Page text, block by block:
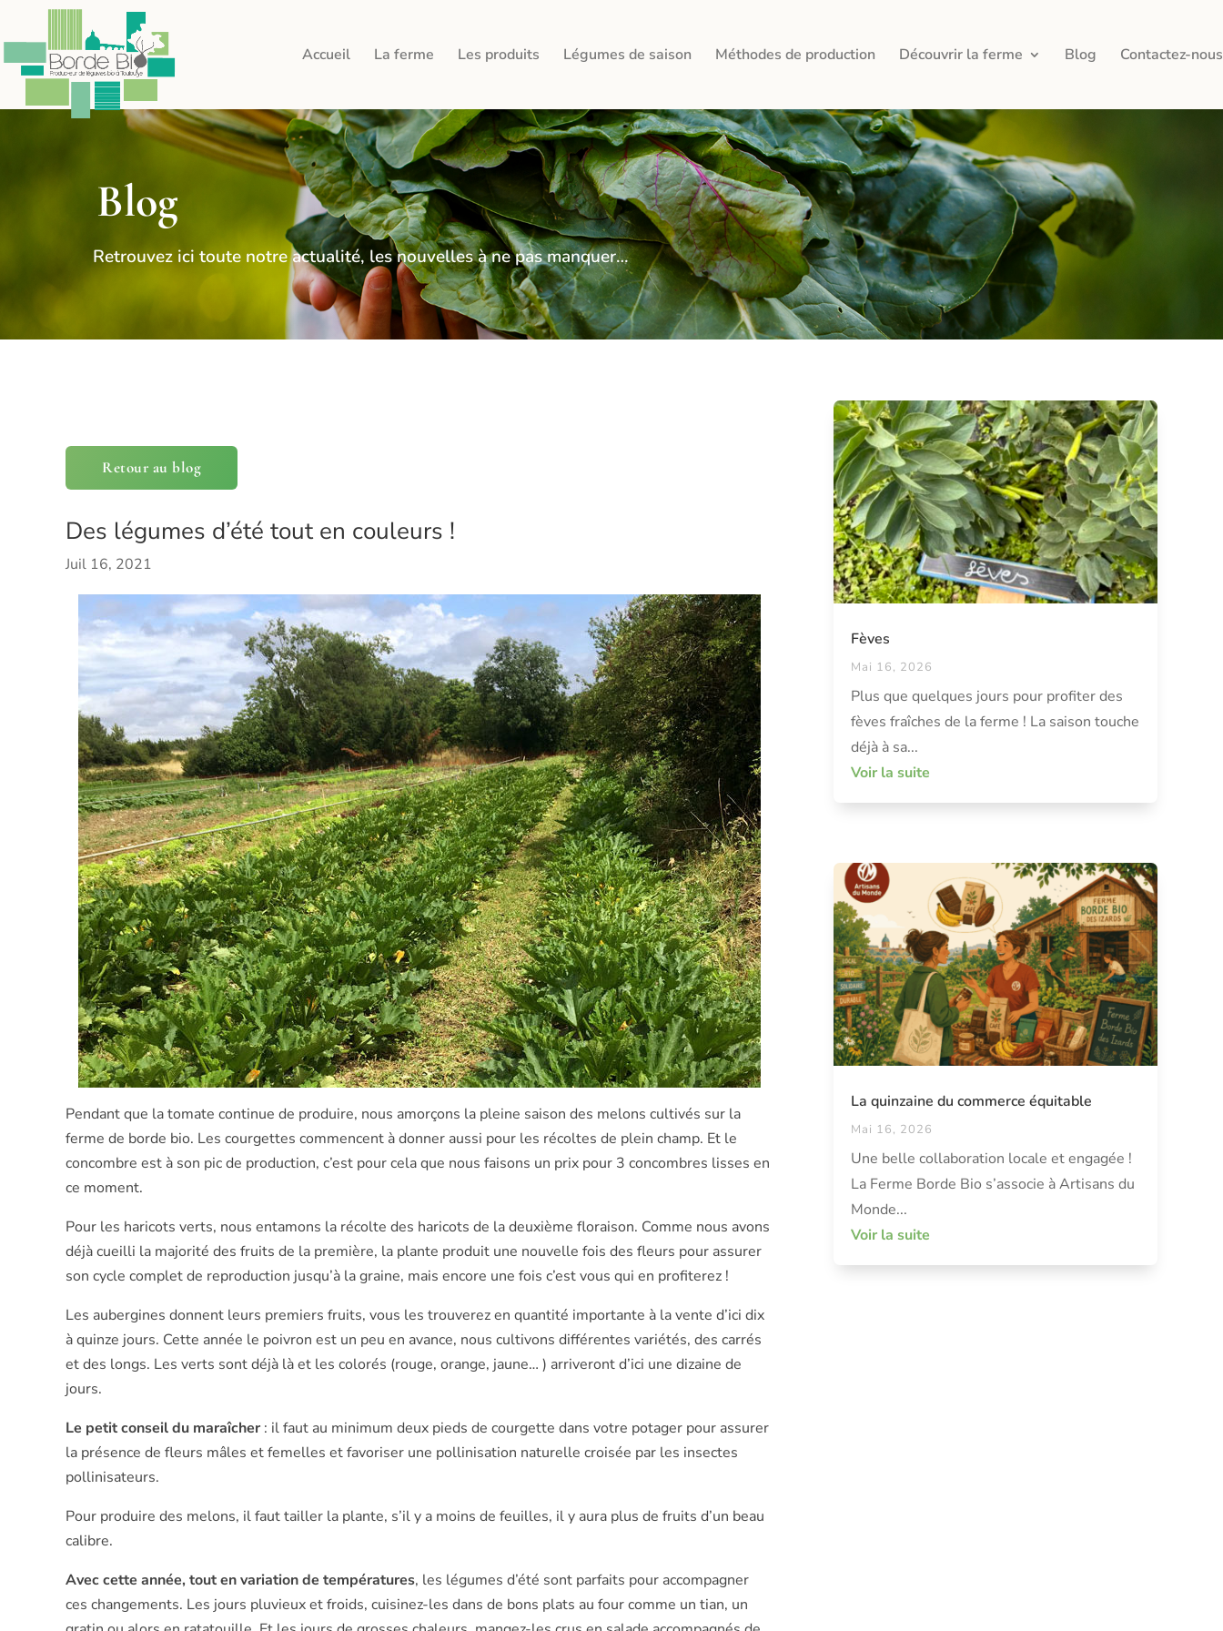
Accueil La ferme Les produits Légumes de saison Méthodes de production Découvrir la ferme Blog Contactez-nous
Blog
Retrouvez ici toute notre actualité, les nouvelles à ne pas manquer…
Retour au blog
Des légumes d’été tout en couleurs !
Juil 16, 2021
Pendant que la tomate continue de produire, nous amorçons la pleine saison des melons cultivés sur la
ferme de borde bio. Les courgettes commencent à donner aussi pour les récoltes de plein champ. Et le
concombre est à son pic de production, c’est pour cela que nous faisons un prix pour 3 concombres lisses en
ce moment.
Pour les haricots verts, nous entamons la récolte des haricots de la deuxième floraison. Comme nous avons
déjà cueilli la majorité des fruits de la première, la plante produit une nouvelle fois des fleurs pour assurer
son cycle complet de reproduction jusqu’à la graine, mais encore une fois c’est vous qui en profiterez !
Les aubergines donnent leurs premiers fruits, vous les trouverez en quantité importante à la vente d’ici dix
à quinze jours. Cette année le poivron est un peu en avance, nous cultivons différentes variétés, des carrés
et des longs. Les verts sont déjà là et les colorés (rouge, orange, jaune… ) arriveront d’ici une dizaine de
jours.
Le petit conseil du maraîcher : il faut au minimum deux pieds de courgette dans votre potager pour assurer
la présence de fleurs mâles et femelles et favoriser une pollinisation naturelle croisée par les insectes
pollinisateurs.
Pour produire des melons, il faut tailler la plante, s’il y a moins de feuilles, il y aura plus de fruits d’un beau
calibre.
Avec cette année, tout en variation de températures, les légumes d’été sont parfaits pour accompagner
ces changements. Les jours pluvieux et froids, cuisinez-les dans de bons plats au four comme un tian, un
Fèves
Mai 16, 2026
Plus que quelques jours pour profiter des
fèves fraîches de la ferme ! La saison touche
déjà à sa...
Voir la suite
La quinzaine du commerce équitable
Mai 16, 2026
Une belle collaboration locale et engagée !
La Ferme Borde Bio s’associe à Artisans du
Monde...
Voir la suite